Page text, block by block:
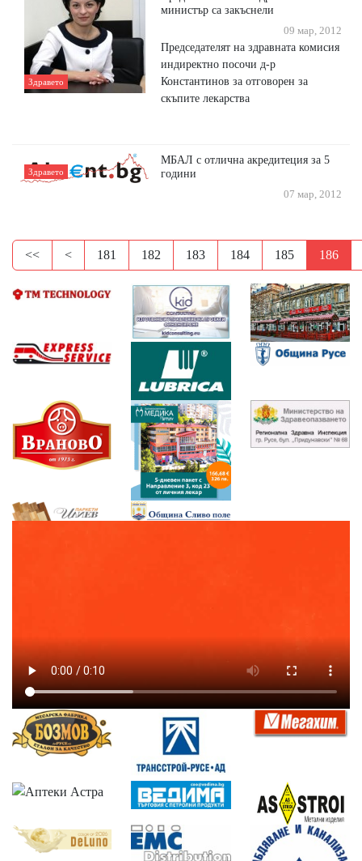
Здравето
министър са закъснели
09 мар, 2012
Председателят на здравната комисия
индиректно посочи д-р
Константинов за отговорен за
скъпите лекарства
Здравето
МБАЛ с отлична акредитеция за 5
години
07 мар, 2012
<< < 181 182 183 184 185 186